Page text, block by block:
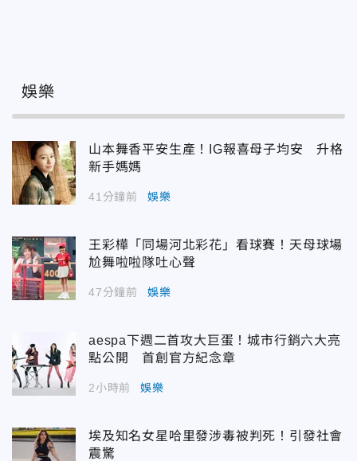
娛樂
山本舞香平安生產！IG報喜母子均安 升格
新手媽媽
41分鐘前 娛樂
王彩樺「同場河北彩花」看球賽！天母球場
尬舞啦啦隊吐心聲
47分鐘前 娛樂
aespa下週二首攻大巨蛋！城市行銷六大亮
點公開 首創官方紀念章
2小時前 娛樂
埃及知名女星哈里發涉毒被判死！引發社會
震驚